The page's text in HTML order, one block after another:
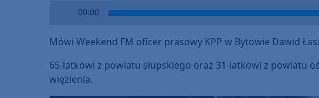
00:00
Mówi Weekend FM oficer prasowy KPP w Bytowie Dawid
65-latkowi z powiatu słupskiego oraz 31-latkowi z powiatu
więzienia.